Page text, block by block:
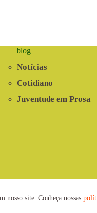
nosso site. Conheça nossas
blog
Notícias
Cotidiano
Juventude em Prosa
Desenvolvido pela